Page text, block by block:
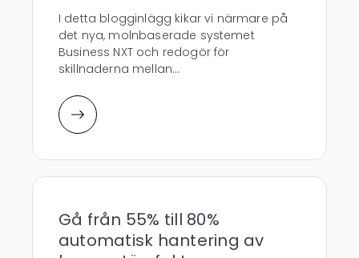
I detta blogginlägg kikar vi närmare på
det nya, molnbaserade systemet
Business NXT och redogör för
skillnaderna mellan...
Gå från 55% till 80%
automatisk hantering av